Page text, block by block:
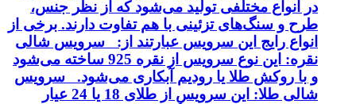
در انواع مختلفی تولید می‌شود که از نظر جنس،
طرح و سنگ‌های تزئینی با هم تفاوت دارند. برخی از
انواع رایج این سرویس عبارتند از: سرویس شالی
نقره: این نوع سرویس از نقره 925 ساخته می‌شود
و با روکش طلا یا رودیم آبکاری می‌شود. سرویس
شالی طلا: این سرویس از طلای 18 یا 24 عیار